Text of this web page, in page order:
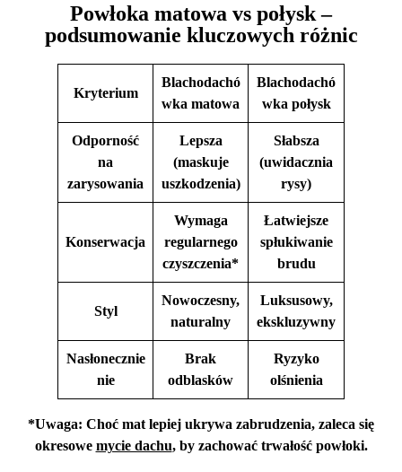
Powłoka matowa vs połysk –
podsumowanie kluczowych różnic
Kryterium
Blachodachó
wka matowa
Blachodachó
wka połysk
Odporność
na
zarysowania
Lepsza
(maskuje
uszkodzenia)
Słabsza
(uwidacznia
rysy)
Konserwacja
Wymaga
regularnego
czyszczenia*
Łatwiejsze
spłukiwanie
brudu
Styl
Nowoczesny,
naturalny
Luksusowy,
ekskluzywny
Nasłonecznie
nie
Brak
odblasków
Ryzyko
olśnienia
*Uwaga: Choć mat lepiej ukrywa zabrudzenia, zaleca się
okresowe mycie dachu, by zachować trwałość powłoki.